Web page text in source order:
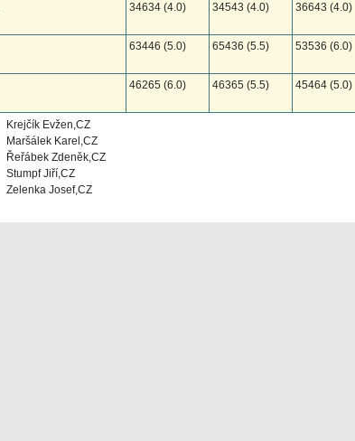
34634 (4.0) 34543 (4.0) 36643 (4.0)
63446 (5.0) 65436 (5.5) 53536 (6.0)
46265 (6.0) 46365 (5.5) 45464 (5.0)
Krejčík Evžen,CZ
Maršálek Karel,CZ
Řeřábek Zdeněk,CZ
Stumpf Jiří,CZ
Zelenka Josef,CZ